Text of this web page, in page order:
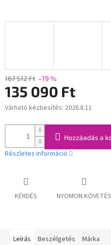
167 512 Ft –19 %
135 090 Ft
Egységár:
Várható kézbesítés: 2026.8.11
Hozzáadás a
Részletes információ
KÉRDÉS NYOMON KÖVETÉS
Leírás Beszélgetés Márka